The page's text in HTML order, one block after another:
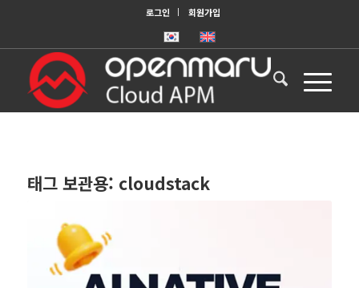
로그인 회원가입
태그 보관용: cloudstack